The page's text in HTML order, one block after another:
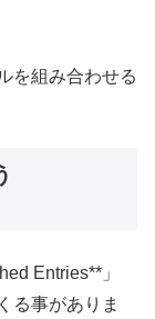
を組み合わせる
Entries**」
る事がありま